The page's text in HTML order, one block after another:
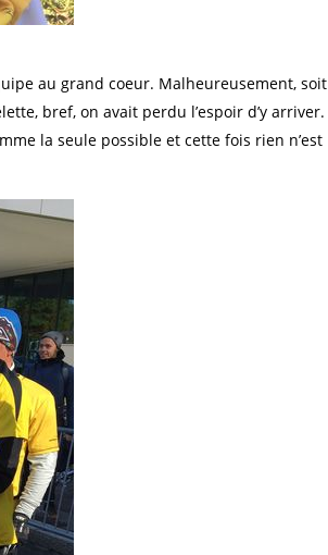
au grand coeur. Malheureusement, soit
bref, on avait perdu l’espoir d’y arriver.
la seule possible et cette fois rien n’est